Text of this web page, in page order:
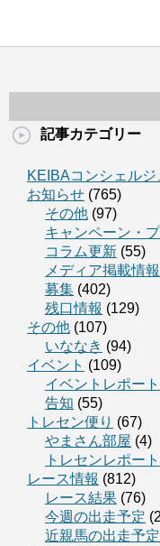
記事カテゴリー
KEIBAコンシェルジ
お知らせ (765)
その他 (97)
キャンペーン・
コラム更新 (55)
メディア掲載情報
募集 (402)
残口情報 (129)
その他 (107)
いななき (94)
イベント (109)
イベントレポート
告知 (55)
トレセン便り (67)
やまさん部屋 (4)
トレセンレポート
レース情報 (812)
レース結果 (76)
今週の出走予定
近親馬の出走予定